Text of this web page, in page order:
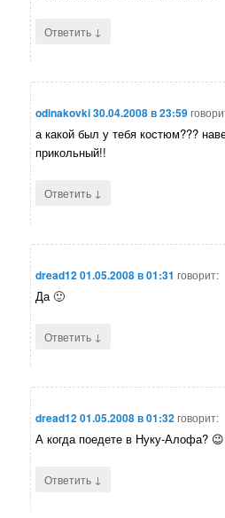
Ответить ↓
odinakovki30.04.2008 в 23:59
а какой был у тебя костюм???
прикольный!!
Ответить ↓
dread1201.05.2008 в 01:31 говорит:
Да 🙂
Ответить ↓
dread1201.05.2008 в 01:32говорит:
А когда поедете в Нуку-Алофа? 😉
Ответить ↓